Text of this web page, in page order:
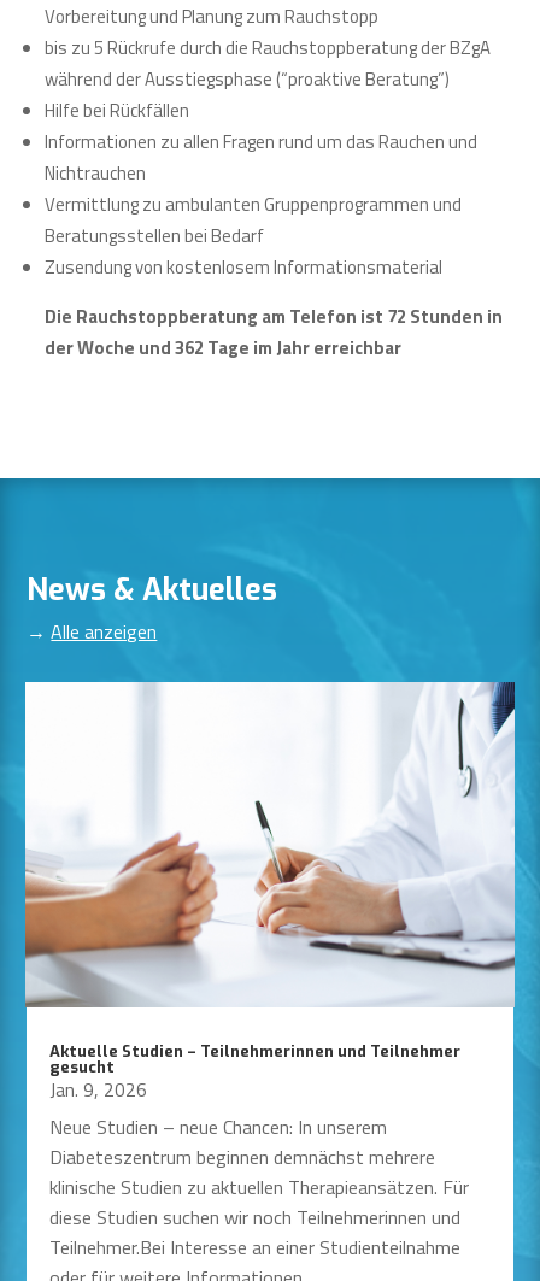
Vorbereitung und Planung zum Rauchstopp
bis zu 5 Rückrufe durch die Rauchstoppberatung der BZgA
während der Ausstiegsphase (“proaktive Beratung”)
Hilfe bei Rückfällen
Informationen zu allen Fragen rund um das Rauchen und
Nichtrauchen
Vermittlung zu ambulanten Gruppenprogrammen und
Beratungsstellen bei Bedarf
Zusendung von kostenlosem Informationsmaterial
Die Rauchstoppberatung am Telefon ist 72 Stunden in
der Woche und 362 Tage im Jahr erreichbar
News & Aktuelles
→Alle anzeigen
Aktuelle Studien – Teilnehmerinnen und Teilnehmer
gesucht
Jan. 9, 2026
Neue Studien – neue Chancen: In unserem
Diabeteszentrum beginnen demnächst mehrere
klinische Studien zu aktuellen Therapieansätzen. Für
diese Studien suchen wir noch Teilnehmerinnen und
Teilnehmer.Bei Interesse an einer Studienteilnahme